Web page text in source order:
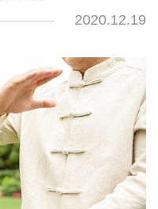
2020.12.19